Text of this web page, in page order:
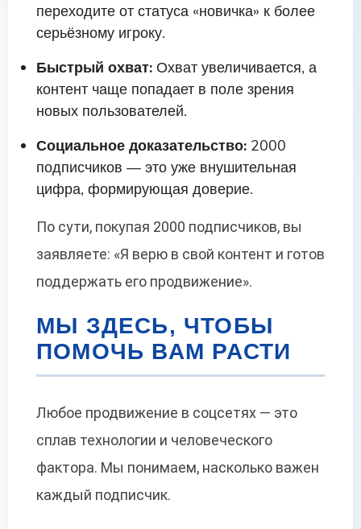
переходите от статуса «новичка» к более
серьёзному игроку.
Быстрый охват: Охват увеличивается, а
контент чаще попадает в поле зрения
новых пользователей.
Социальное доказательство: 2000
подписчиков — это уже внушительная
цифра, формирующая доверие.
По сути, покупая 2000 подписчиков, вы
заявляете: «Я верю в свой контент и готов
поддержать его продвижение».
МЫ ЗДЕСЬ, ЧТОБЫ
ПОМОЧЬ ВАМ РАСТИ
Любое продвижение в соцсетях — это
сплав технологии и человеческого
фактора. Мы понимаем, насколько важен
каждый подписчик.